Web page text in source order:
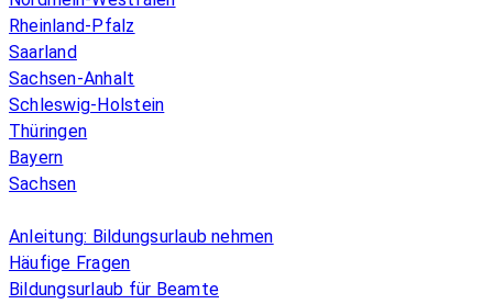
Rheinland-Pfalz
Saarland
Sachsen-Anhalt
Schleswig-Holstein
Thüringen
Bayern
Sachsen
Anleitung: Bildungsurlaub nehmen
Häufige Fragen
Bildungsurlaub für Beamte